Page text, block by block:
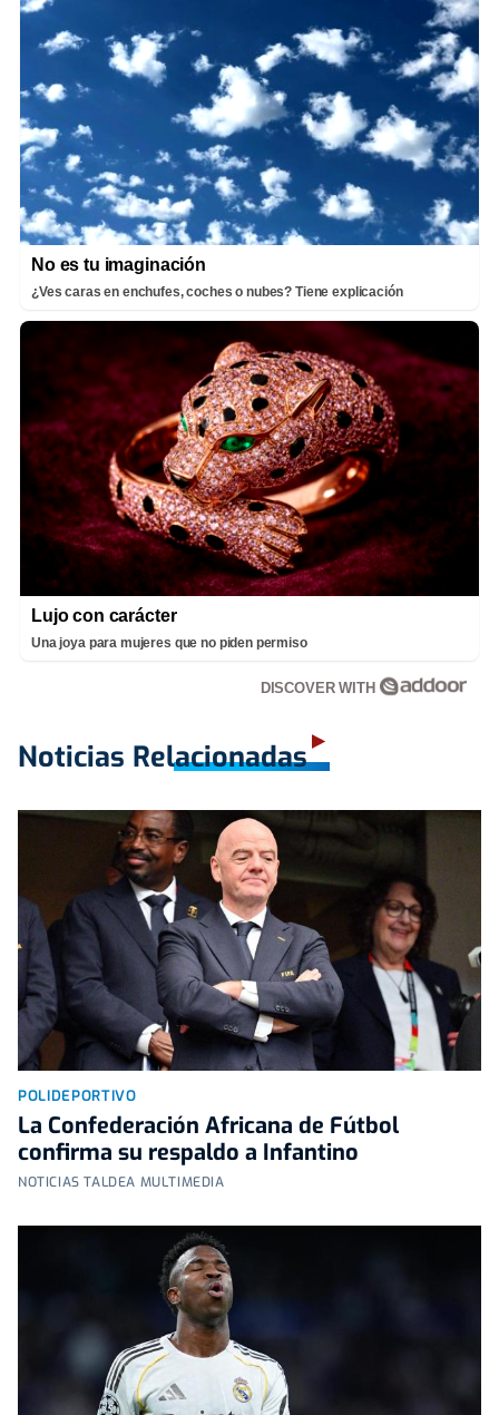
No es tu imaginación
¿Ves caras en enchufes, coches o nubes? Tiene explicación
Lujo con carácter
Una joya para mujeres que no piden permiso
DISCOVER WITH
Noticias Relacionadas
POLIDEPORTIVO
La Confederación Africana de Fútbol
confirma su respaldo a Infantino
NOTICIAS TALDEA MULTIMEDIA